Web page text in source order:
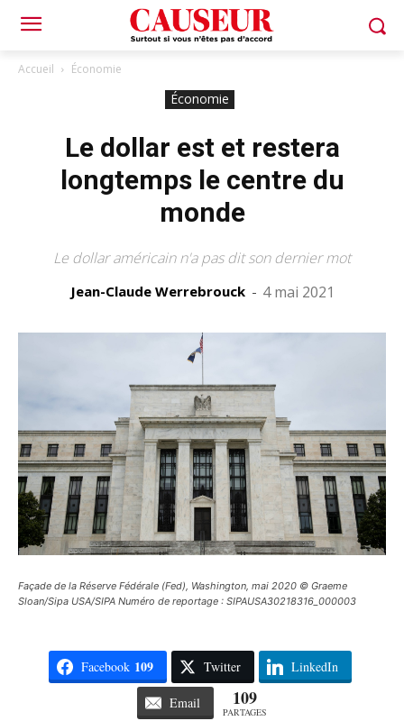
Accueil Économie
Économie
Le dollar est et restera
longtemps le centre du
monde
Le dollar américain n'a pas dit son dernier mot
Jean-Claude Werrebrouck - 4 mai 2021
Façade de la Réserve Fédérale (Fed), Washington, mai 2020 © Graeme
Sloan/Sipa USA/SIPA Numéro de reportage : SIPAUSA30218316_000003
Facebook 109 Twitter LinkedIn
Email 109
PARTAGES